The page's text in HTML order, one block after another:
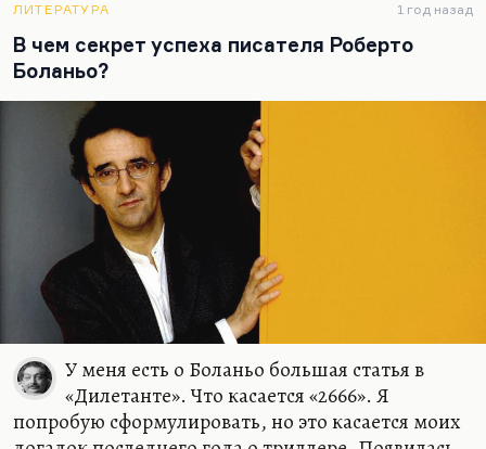
относительно идиллии, которая там есть.
Помните, там эта сцена будущего рая, где Чарли
срывает виноградину, растущую бесплатно при
коммунизме. Ну, это очень здорово! И, конечно,
Чаплин — великий насмешник. Я думаю, что
лучший фильм…
ЛИТЕРАТУРА 1 год назад
В чем секрет успеха писателя Роберто
Боланьо?
У меня есть о Боланьо большая статья в
«Дилетанте». Что касается «2666». Я
попробую сформулировать, но это касается моих